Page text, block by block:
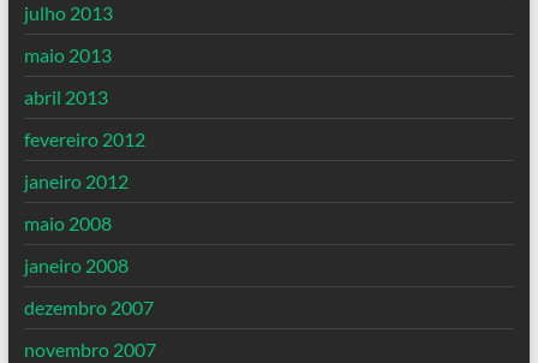
julho 2013
maio 2013
abril 2013
fevereiro 2012
janeiro 2012
maio 2008
janeiro 2008
dezembro 2007
novembro 2007